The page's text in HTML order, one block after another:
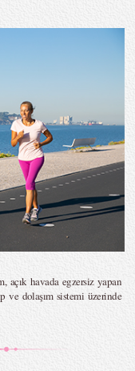
açık havada egzersiz yapan
ve dolaşım sistemi üzerinde